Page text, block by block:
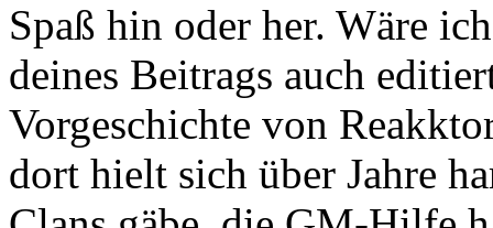
Spaß hin oder her. Wäre
deines Beitrags auch
Vorgeschichte von
dort hielt sich über Jahre